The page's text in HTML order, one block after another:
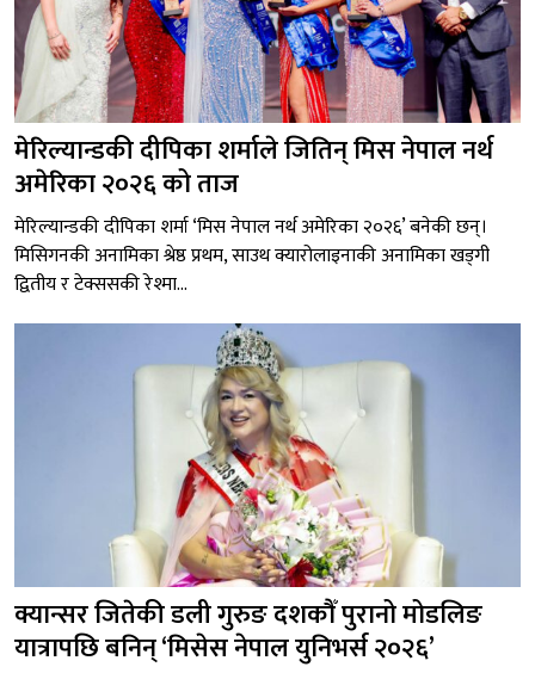
मेरिल्यान्डकी दीपिका शर्माले जितिन् मिस नेपाल नर्थ
अमेरिका २०२६ को ताज
मेरिल्यान्डकी दीपिका शर्मा ‘मिस नेपाल नर्थ अमेरिका २०२६’ बनेकी छन्।
मिसिगनकी अनामिका श्रेष्ठ प्रथम, साउथ क्यारोलाइनाकी अनामिका खड्गी
द्वितीय र टेक्ससकी रेश्मा...
क्यान्सर जितेकी डली गुरुङ दशकौँ पुरानो मोडलिङ
यात्रापछि बनिन् ‘मिसेस नेपाल युनिभर्स २०२६’